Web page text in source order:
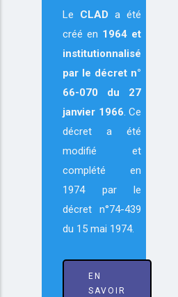
Le CLAD a été
créé en 1964 et
institutionnalisé
par le décret n°
66-070 du 27
janvier 1966. Ce
décret a été
modifié et
complété en
1974 par le
décret n°74-439
du 15 mai 1974.
EN
SAVOIR